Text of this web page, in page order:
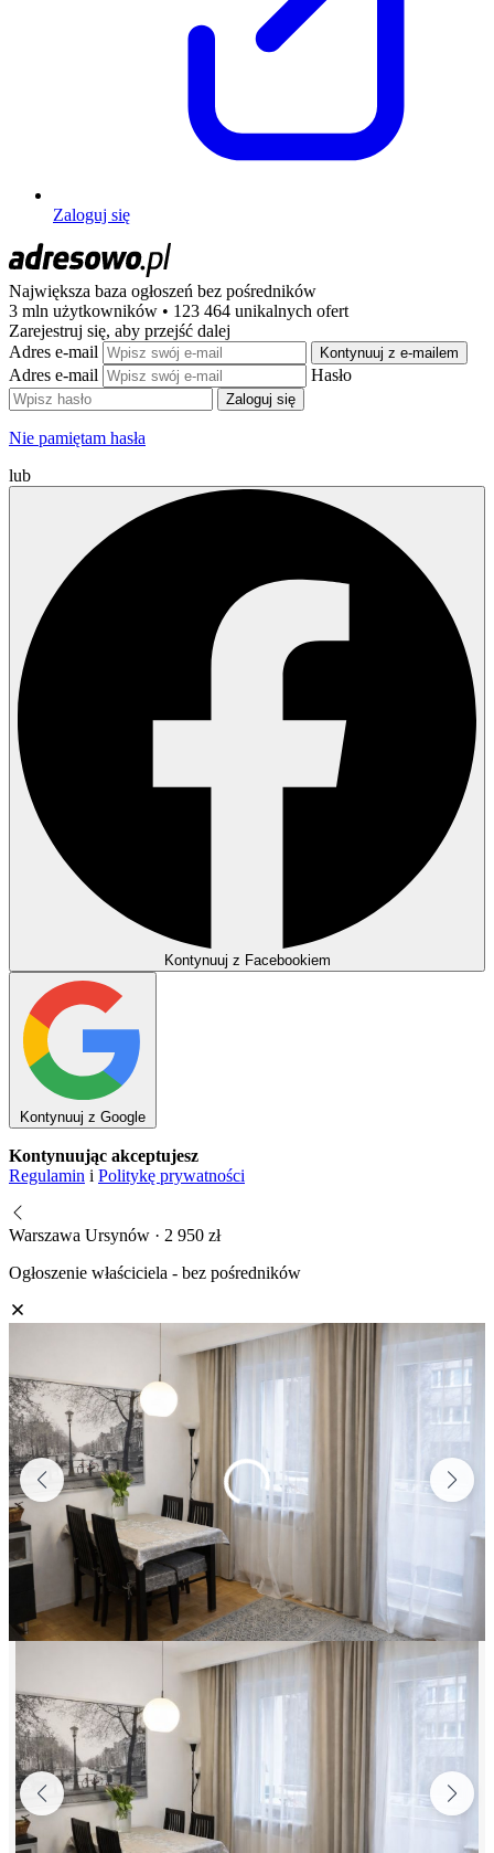
Zaloguj się
Największa baza ogłoszeń bez pośredników
3 mln użytkowników • 123 464 unikalnych ofert
Zarejestruj się, aby przejść dalej
Adres e-mail
Kontynuuj z e-mailem
Adres e-mail Hasło
Zaloguj się
Nie pamiętam hasła
lub
Kontynuuj z Facebookiem
Kontynuuj z Google
Kontynuując akceptujesz
Regulamin i Politykę prywatności
Warszawa Ursynów · 2 950 zł
Ogłoszenie właściciela - bez pośredników